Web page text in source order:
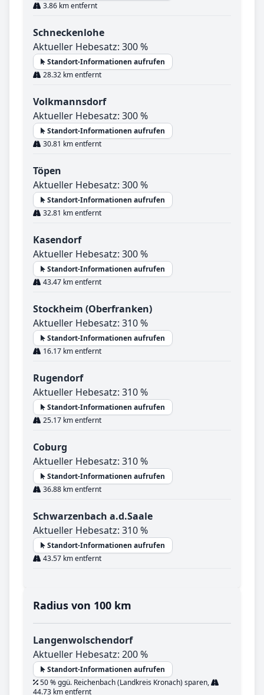
3.86 km entfernt
Schneckenlohe
Aktueller Hebesatz: 300 %
Standort-Informationen aufrufen
28.32 km entfernt
Volkmannsdorf
Aktueller Hebesatz: 300 %
Standort-Informationen aufrufen
30.81 km entfernt
Töpen
Aktueller Hebesatz: 300 %
Standort-Informationen aufrufen
32.81 km entfernt
Kasendorf
Aktueller Hebesatz: 300 %
Standort-Informationen aufrufen
43.47 km entfernt
Stockheim (Oberfranken)
Aktueller Hebesatz: 310 %
Standort-Informationen aufrufen
16.17 km entfernt
Rugendorf
Aktueller Hebesatz: 310 %
Standort-Informationen aufrufen
25.17 km entfernt
Coburg
Aktueller Hebesatz: 310 %
Standort-Informationen aufrufen
36.88 km entfernt
Schwarzenbach a.d.Saale
Aktueller Hebesatz: 310 %
Standort-Informationen aufrufen
43.57 km entfernt
Radius von 100 km
Langenwolschendorf
Aktueller Hebesatz: 200 %
Standort-Informationen aufrufen
50 % ggü. Reichenbach (Landkreis Kronach) sparen,
44.73 km entfernt